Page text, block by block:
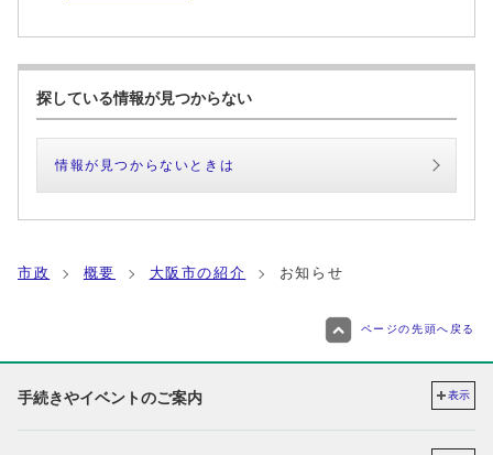
探している情報が見つからない
情報が見つからないときは
市政 概要 大阪市の紹介 お知らせ
ページの先頭へ戻る
手続きやイベントのご案内 表示